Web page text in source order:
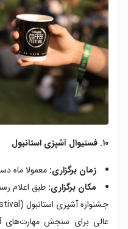
۱۰. فستیوال آشپزی استانبول
زمان برگزاری: معمولا ماه
مکان برگزاری: طبق اعلام
عالی برای سنجش مهارت‌های